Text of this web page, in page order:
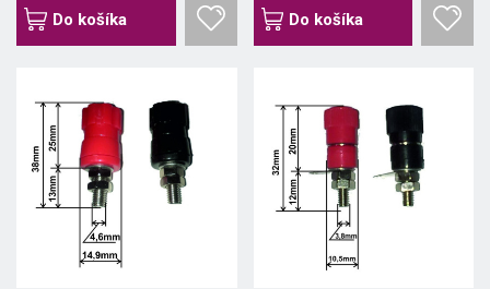
Do košíka Do košíka